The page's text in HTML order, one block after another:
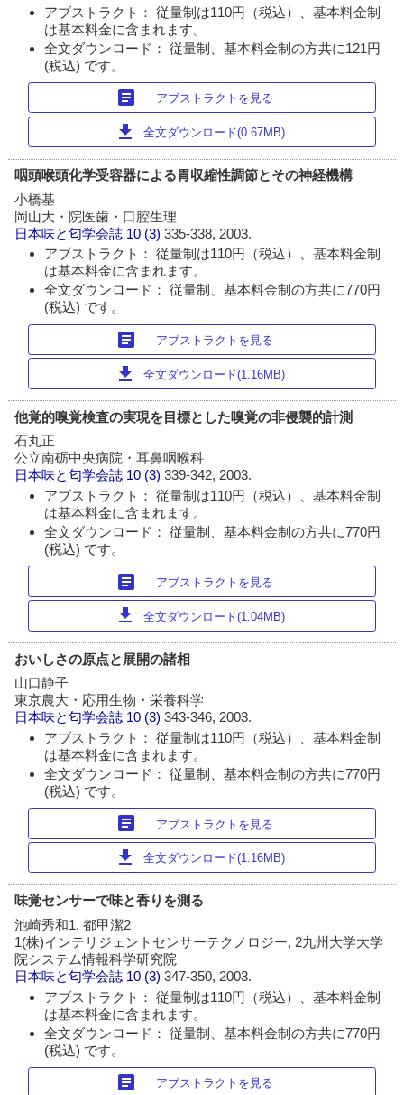
アブストラクト： 従量制は110円（税込）、基本料金制
は基本料金に含まれます。
全文ダウンロード： 従量制、基本料金制の方共に121円
(税込) です。
article アブストラクトを見る
download 全文ダウンロード(0.67MB)
咽頭喉頭化学受容器による胃収縮性調節とその神経機構
小橋基
岡山大・院医歯・口腔生理
日本味と匂学会誌 10 (3)335-338, 2003.
アブストラクト： 従量制は110円（税込）、基本料金制
は基本料金に含まれます。
全文ダウンロード： 従量制、基本料金制の方共に770円
(税込) です。
article アブストラクトを見る
download 全文ダウンロード(1.16MB)
他覚的嗅覚検査の実現を目標とした嗅覚の非侵襲的計測
石丸正
公立南砺中央病院・耳鼻咽喉科
日本味と匂学会誌 10 (3)339-342, 2003.
アブストラクト： 従量制は110円（税込）、基本料金制
は基本料金に含まれます。
全文ダウンロード： 従量制、基本料金制の方共に770円
(税込) です。
article アブストラクトを見る
download 全文ダウンロード(1.04MB)
おいしさの原点と展開の諸相
山口静子
東京農大・応用生物・栄養科学
日本味と匂学会誌 10 (3)343-346, 2003.
アブストラクト： 従量制は110円（税込）、基本料金制
は基本料金に含まれます。
全文ダウンロード： 従量制、基本料金制の方共に770円
(税込) です。
article アブストラクトを見る
download 全文ダウンロード(1.16MB)
味覚センサーで味と香りを測る
池崎秀和1, 都甲潔2
1(株)インテリジェントセンサーテクノロジー, 2九州大学大学
院システム情報科学研究院
日本味と匂学会誌 10 (3)347-350, 2003.
アブストラクト： 従量制は110円（税込）、基本料金制
は基本料金に含まれます。
全文ダウンロード： 従量制、基本料金制の方共に770円
(税込) です。
article アブストラクトを見る